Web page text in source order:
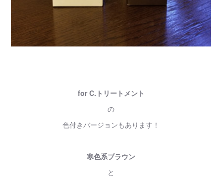
for C.トリートメント
の
色付きバージョンもあります！
寒色系ブラウン
と